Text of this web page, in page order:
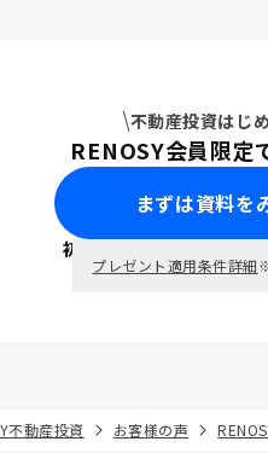
不動産投資はじ
RENOSY会員限定
まずは資料を
初回面談で ポイ
プレゼント適用条件詳細
不動産投資 お客様の声